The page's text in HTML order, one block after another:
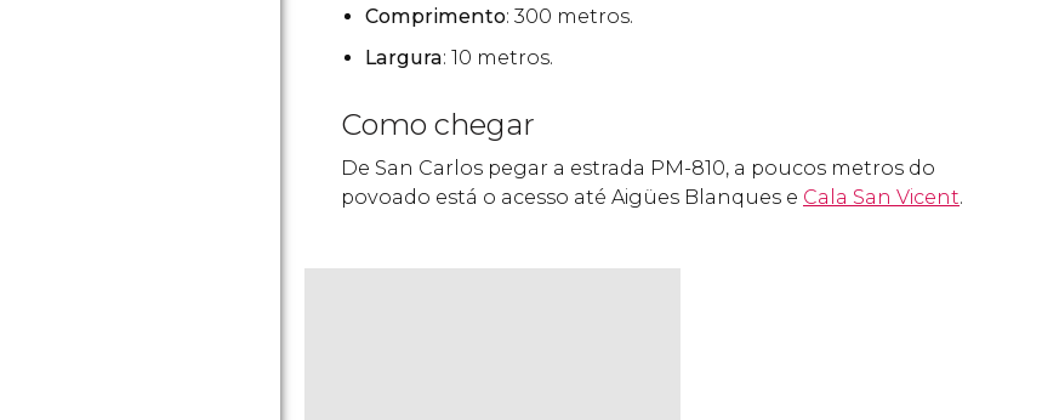
Comprimento: 300 metros.
Largura: 10 metros.
Como chegar
De San Carlos pegar a estrada PM-810, a poucos metros do
povoado está o acesso até Aigües Blanques e Cala San Vicent.